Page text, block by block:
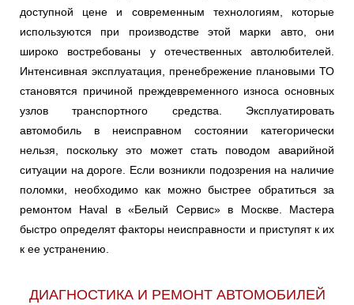
Тольятти
Тула
Тюмень
Ульяновск
Чебоксары
доступной цене и современным технологиям, которые
используются при производстве этой марки авто, они
широко востребованы у отечественных автолюбителей.
Интенсивная эксплуатация, пренебрежение плановыми ТО
становятся причиной преждевременного износа основных
узлов транспортного средства. Эксплуатировать
автомобиль в неисправном состоянии категорически
нельзя, поскольку это может стать поводом аварийной
ситуации на дороге. Если возникли подозрения на наличие
поломки, необходимо как можно быстрее обратиться за
ремонтом Haval в «Белый Сервис» в Москве. Мастера
быстро определят факторы неисправности и приступят к их
к ее устранению.
ДИАГНОСТИКА И РЕМОНТ АВТОМОБИЛЕЙ